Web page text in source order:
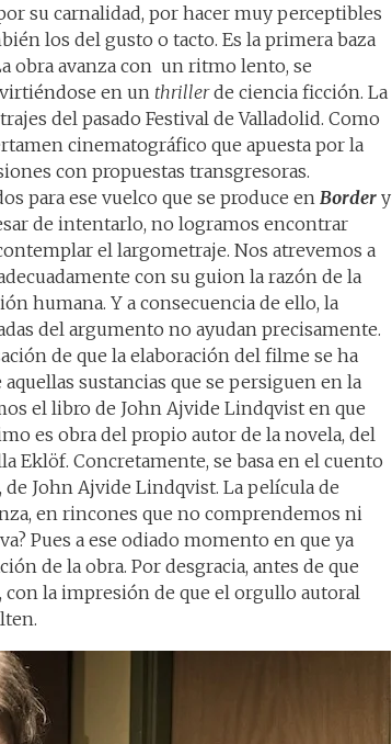
su carnalidad, por hacer muy perceptibles
los del gusto o tacto. Es la primera baza
obra avanza con un ritmo lento, se
en un thrillerde ciencia ficción. La
del pasado Festival de Valladolid. Como
cinematográfico que apuesta por la
con propuestas transgresoras.
para ese vuelco que se produce en Border y
de intentarlo, no logramos encontrar
el largometraje. Nos atrevemos a
con su guion la razón de la
humana. Y a consecuencia de ello, la
del argumento no ayudan precisamente.
de que la elaboración del filme se ha
sustancias que se persiguen en la
el libro de John Ajvide Lindqvist en que
es obra del propio autor de la novela, del
Eklöf. Concretamente, se basa en el cuento
de John Ajvide Lindqvist. La película de
en rincones que no comprendemos ni
Pues a ese odiado momento en que ya
de la obra. Por desgracia, antes de que
la impresión de que el orgullo autoral